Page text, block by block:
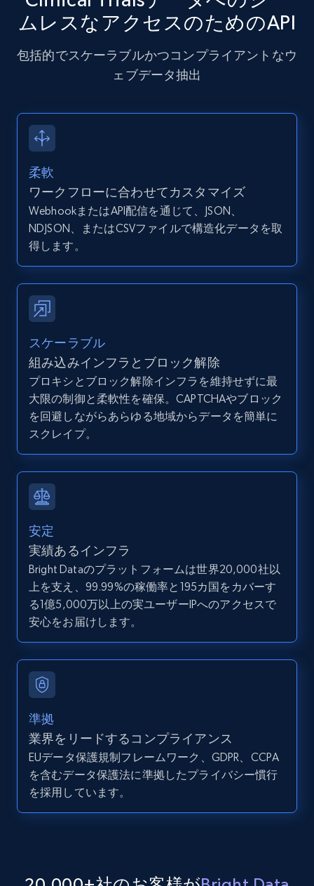
Zillow properties listing information -
Discover by custom filters - location, home
type and status
Zpid, City, State, HomeStatus, Address,
and more.
Zillow properties listing information -
Search by parameters on zillow and use the
Zpid, City, State, HomeStatus, Address,
IsListingClaimedByCurrentSignedInUser,
IsCurrentSignedInAgentResponsible, Bedrooms,
12K+ 1.3K+ 無料トライアル
LinkedIn posts
URL, ID, User id, Use url, Title, Headline, Post
text, Date posted, and more.
11.3K+
LinkedIn posts - Discover user's articles by
URL
URL, ID, User id, Use url, Title, Headline, Post
text, Date posted, and more.
11.3K+
LinkedIn posts - Discover posts by Profile
URL
URL, ID, User id, Use url, Title, Headline, Post
text, Date posted, and more.
ムレスなアクセスのためのAPI
包括的でスケーラブルかつコンプライアントなウ
ェブデータ抽出
柔軟
ワークフローに合わせてカスタマイズ
WebhookまたはAPI配信を通じて、JSON、
NDJSON、またはCSVファイルで構造化データを取
得します。
スケーラブル
組み込みインフラとブロック解除
プロキシとブロック解除インフラを維持せずに最
大限の制御と柔軟性を確保。CAPTCHAやブロック
を回避しながらあらゆる地域からデータを簡単に
スクレイプ。
安定
実績あるインフラ
Bright Dataのプラットフォームは世界20,000社以
上を支え、99.99%の稼働率と195カ国をカバーす
る1億5,000万以上の実ユーザーIPへのアクセスで
安心をお届けします。
準拠
業界をリードするコンプライアンス
EUデータ保護規制フレームワーク、GDPR、CCPA
を含むデータ保護法に準拠したプライバシー慣行
を採用しています。